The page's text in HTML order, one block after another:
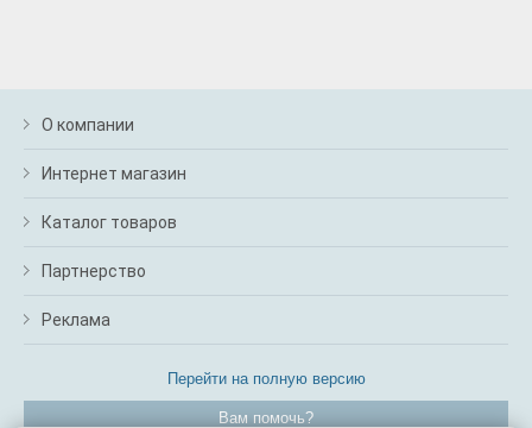
О компании
Интернет магазин
Каталог товаров
Партнерство
Реклама
Перейти на полную версию
Вам помочь?